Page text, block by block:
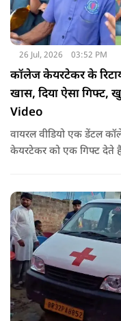
26 Jul, 2026 03:52 PM
कॉलेज केयरटेकर के
खास, दिया ऐसा
Video
वायरल वीडियो एक डेंटल
केयरटेकर को एक गिफ्ट देते